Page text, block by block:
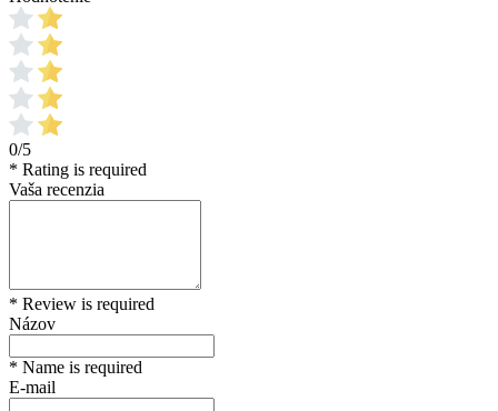
0/5
* Rating is required
Vaša recenzia
* Review is required
Názov
* Name is required
E-mail